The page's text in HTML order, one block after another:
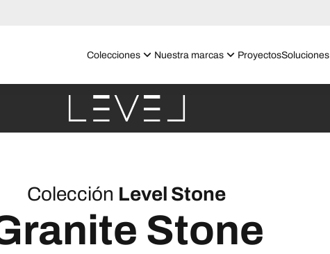
Colecciones Nuestra marcas ProyectosSoluciones
Colección Level Stone
Stone